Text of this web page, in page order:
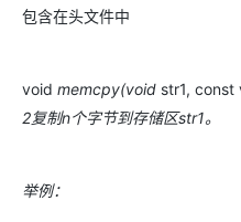
包含在头文件中
void memcpy(void str1, const
2复制n个字节到存储区str1。
举例：